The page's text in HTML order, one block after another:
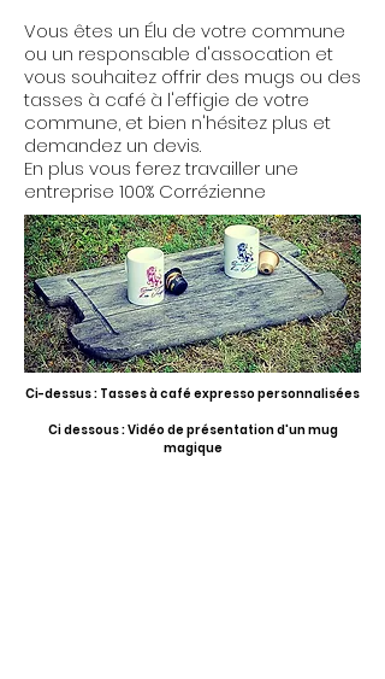
Vous êtes un Élu de votre commune
ou un responsable d'assocation et
vous souhaitez offrir des mugs ou des
tasses à café à l'effigie de votre
commune, et bien n'hésitez plus et
demandez un devis.
En plus vous ferez travailler une
entreprise 100% Corrézienne
Ci-dessus : Tasses à café expresso personnalisées
Ci dessous : Vidéo de présentation d'un mug
magique